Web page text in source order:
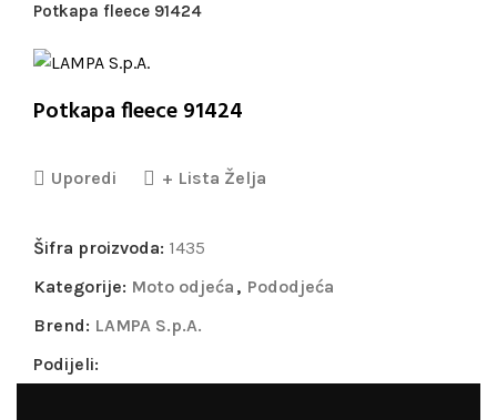
Potkapa fleece 91424
Potkapa fleece 91424
Uporedi + Lista Želja
Šifra proizvoda: 1435
Kategorije: Moto odjeća , Pododjeća
Brend: LAMPA S.p.A.
Podijeli: